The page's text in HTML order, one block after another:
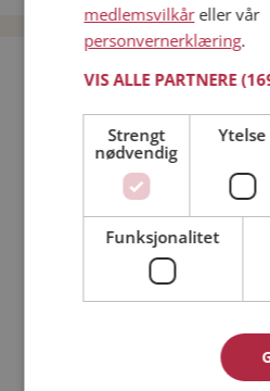
Bli medlem
Jeg er en: Mann
Min alder:
medlemsvilkåreller vår
personvernerklæring.
VIS ALLE PARTNERE
Strengt
nødvendig
Ytelse
Funksjonalitet